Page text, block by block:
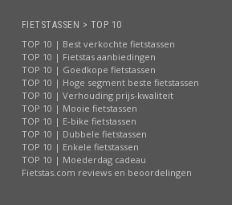
FIETSTASSEN > TOP 10
TOP 10 | Best verkochte fietstassen
TOP 10 | Fietstas aanbiedingen
TOP 10 | Goedkope fietstassen
TOP 10 | Hoge segment beste fietstassen
TOP 10 | Verhouding prijs-kwaliteit
TOP 10 | Mooie fietstassen
TOP 10 | E-bike fietstassen
TOP 10 | Dubbele fietstassen
TOP 10 | Enkele fietstassen
TOP 10 | Moederdag cadeau
Fietstas.com reviews en beoordelingen